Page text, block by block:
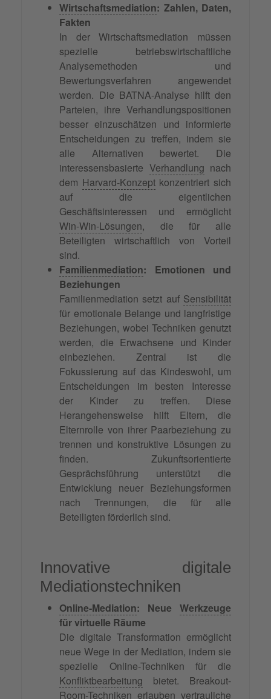
Wirtschaftsmediation: Zahlen, Daten,
Fakten
In der Wirtschaftsmediation müssen
spezielle betriebswirtschaftliche
Analysemethoden und
Bewertungsverfahren angewendet
werden. Die BATNA-Analyse hilft den
Parteien, ihre Verhandlungspositionen
besser einzuschätzen und informierte
Entscheidungen zu treffen, indem sie
alle Alternativen bewertet. Die
interessensbasierte Verhandlung nach
dem Harvard-Konzeptkonzentriert sich
auf die eigentlichen
Geschäftsinteressen und ermöglicht
Win-Win-Lösungen, die für alle
Beteiligten wirtschaftlich von Vorteil
sind.
Familienmediation: Emotionen und
Beziehungen
Familienmediation setzt auf Sensibilität
für emotionale Belange und langfristige
Beziehungen, wobei Techniken genutzt
werden, die Erwachsene und Kinder
einbeziehen. Zentral ist die
Fokussierung auf das Kindeswohl, um
Entscheidungen im besten Interesse
der Kinder zu treffen. Diese
Herangehensweise hilft Eltern, die
Elternrolle von ihrer Paarbeziehung zu
trennen und konstruktive Lösungen zu
finden. Zukunftsorientierte
Gesprächsführung unterstützt die
Entwicklung neuer Beziehungsformen
nach Trennungen, die für alle
Beteiligten förderlich sind.
Innovative digitale
Mediationstechniken
Online-Mediation: Neue Werkzeuge
für virtuelle Räume
Die digitale Transformation ermöglicht
neue Wege in der Mediation, indem sie
spezielle Online-Techniken für die
Konfliktbearbeitung bietet. Breakout-
Room-Techniken erlauben vertrauliche